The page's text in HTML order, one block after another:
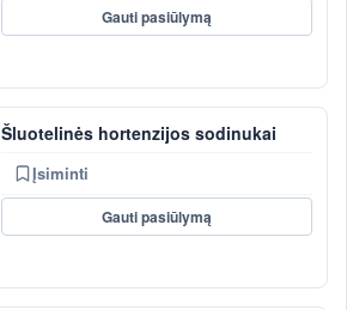
Gauti pasiūlymą
Šluotelinės hortenzijos sodinukai
Įsiminti
Gauti pasiūlymą